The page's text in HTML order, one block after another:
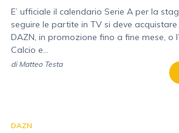
E’ ufficiale il calendario Serie A per la
seguire le partite in TV si deve
DAZN, in promozione fino a fine mese, o
Calcio e...
di Matteo Testa
DAZN